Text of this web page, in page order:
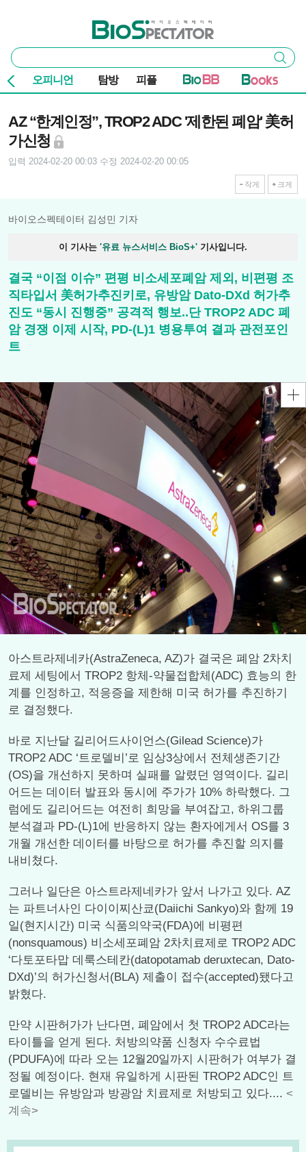
바이오스펙테이터
통
합
검
색
검색
오피니언 탐방 피플
AZ “한계인정”, TROP2 ADC '제한된 폐암' 美허
가신청
입력 2024-02-20 00:03 수정 2024-02-20 00:05
작게 크게
바이오스펙테이터 김성민 기자
이 기사는 '유료 뉴스서비스 BioS+' 기사입니다.
결국 “이점 이슈” 편평 비소세포폐암 제외, 비편평 조
직타입서 美허가추진키로, 유방암 Dato-DXd 허가추
진도 “동시 진행중” 공격적 행보..단 TROP2 ADC 폐
암 경쟁 이제 시작, PD-(L)1 병용투여 결과 관전포인
트
아스트라제네카(AstraZeneca, AZ)가 결국은 폐암 2차치
료제 세팅에서 TROP2 항체-약물접합체(ADC) 효능의 한
계를 인정하고, 적응증을 제한해 미국 허가를 추진하기
로 결정했다.
바로 지난달 길리어드사이언스(Gilead Science)가
TROP2 ADC ‘트로델비’로 임상3상에서 전체생존기간
(OS)을 개선하지 못하며 실패를 알렸던 영역이다. 길리
어드는 데이터 발표와 동시에 주가가 10% 하락했다. 그
럼에도 길리어드는 여전히 희망을 부여잡고, 하위그룹
분석결과 PD-(L)1에 반응하지 않는 환자에게서 OS를 3
개월 개선한 데이터를 바탕으로 허가를 추진할 의지를
내비쳤다.
그러나 일단은 아스트라제네카가 앞서 나가고 있다. AZ
는 파트너사인 다이이찌산쿄(Daiichi Sankyo)와 함께 19
일(현지시간) 미국 식품의약국(FDA)에 비평편
(nonsquamous) 비소세포폐암 2차치료제로 TROP2 ADC
‘다토포타맙 데룩스테칸(datopotamab deruxtecan, Dato-
DXd)’의 허가신청서(BLA) 제출이 접수(accepted)됐다고
밝혔다.
만약 시판허가가 난다면, 폐암에서 첫 TROP2 ADC라는
타이틀을 얻게 된다. 처방의약품 신청자 수수료법
(PDUFA)에 따라 오는 12월20일까지 시판허가 여부가 결
정될 예정이다. 현재 유일하게 시판된 TROP2 ADC인 트
로델비는 유방암과 방광암 치료제로 처방되고 있다.... <
계속>